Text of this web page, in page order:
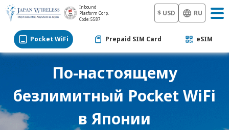
Inbound
Platform Corp.
Code: 5587
$ USD RU
Pocket WiFi Prepaid SIM Card eSIM
По-настоящему
безлимитный Pocket WiFi
в Японии